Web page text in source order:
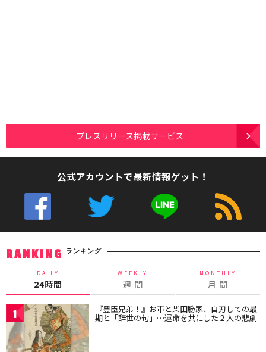
プレスリリース掲載サービス
公式アカウントで最新情報ゲット！
RANKING ランキング
DAILY
24時間
WEEKLY
週 間
MONTHLY
月 間
1 『豊臣兄弟！』お市と柴田勝家、自刃しての最
期と「辞世の句」…運命を共にした２人の悲劇